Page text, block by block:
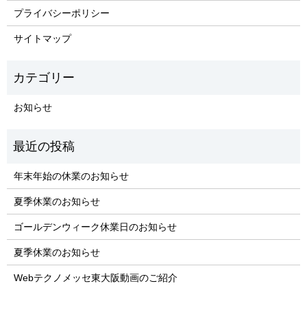
プライバシーポリシー
サイトマップ
お知らせ
年末年始の休業のお知らせ
夏季休業のお知らせ
ゴールデンウィーク休業日のお知らせ
夏季休業のお知らせ
Webテクノメッセ東大阪動画のご紹介